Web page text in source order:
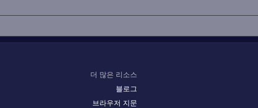
더 많은 리소스
블로그
브라우저 지문